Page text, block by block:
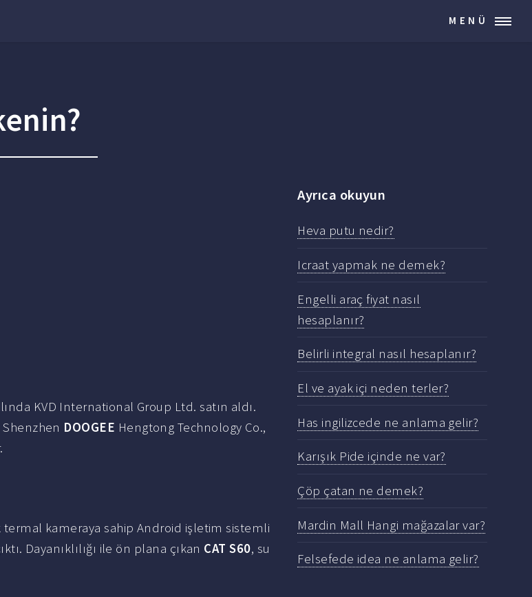
MENÜ
KVD International Group Ltd. satın aldı.
DOOGEE Hengtong Technology Co.,
kameraya sahip Android işletim sistemli
Dayanıklılığı ile ön plana çıkan CAT S60, su
Ayrıca okuyun
Heva putu nedir?
Icraat yapmak ne demek?
Engelli araç fiyat nasıl
hesaplanır?
Belirli integral nasıl hesaplanır?
El ve ayak içi neden terler?
Has ingilizcede ne anlama gelir?
Karışık Pide içinde ne var?
Çöp çatan ne demek?
Mardin Mall Hangi mağazalar var?
Felsefede idea ne anlama gelir?